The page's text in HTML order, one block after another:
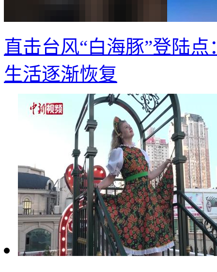
直击台风“白海豚”登陆
生活逐渐恢复